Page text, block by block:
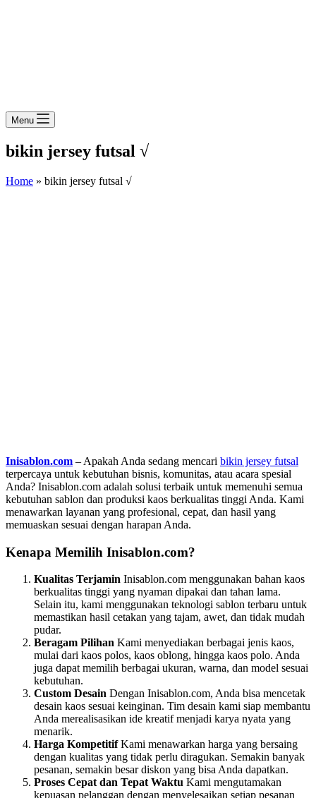
Menu
bikin jersey futsal √
Home » bikin jersey futsal √
Inisablon.com – Apakah Anda sedang mencari bikin jersey futsal
terpercaya untuk kebutuhan bisnis, komunitas, atau acara spesial
Anda? Inisablon.com adalah solusi terbaik untuk memenuhi semua
kebutuhan sablon dan produksi kaos berkualitas tinggi Anda. Kami
menawarkan layanan yang profesional, cepat, dan hasil yang
memuaskan sesuai dengan harapan Anda.
Kenapa Memilih Inisablon.com?
Kualitas Terjamin Inisablon.com menggunakan bahan kaos
berkualitas tinggi yang nyaman dipakai dan tahan lama.
Selain itu, kami menggunakan teknologi sablon terbaru untuk
memastikan hasil cetakan yang tajam, awet, dan tidak mudah
pudar.
Beragam Pilihan Kami menyediakan berbagai jenis kaos,
mulai dari kaos polos, kaos oblong, hingga kaos polo. Anda
juga dapat memilih berbagai ukuran, warna, dan model sesuai
kebutuhan.
Custom Desain Dengan Inisablon.com, Anda bisa mencetak
desain kaos sesuai keinginan. Tim desain kami siap membantu
Anda merealisasikan ide kreatif menjadi karya nyata yang
menarik.
Harga KompetitifKami menawarkan harga yang bersaing
dengan kualitas yang tidak perlu diragukan. Semakin banyak
pesanan, semakin besar diskon yang bisa Anda dapatkan.
Proses Cepat dan Tepat Waktu Kami mengutamakan
kepuasan pelanggan dengan menyelesaikan setiap pesanan